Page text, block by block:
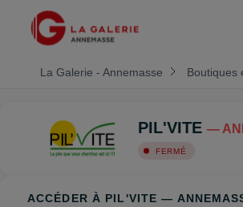
La Galerie - Annemasse Boutiques
PIL'VITE —
FERMÉ
ACCÉDER À PIL'VITE —